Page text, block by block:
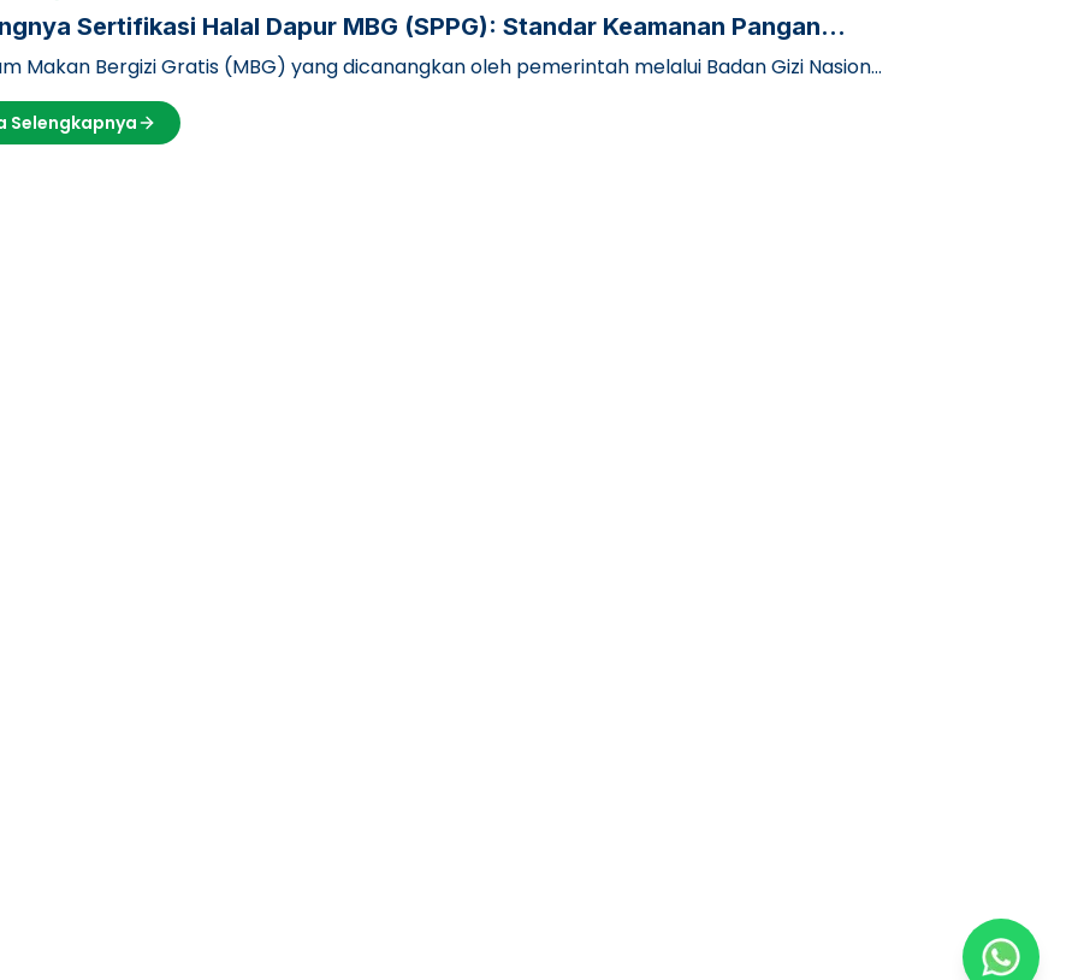
Sertifikasi Halal Dapur MBG (SPPG): Standar Keamanan Pangan
LPH UB
Makan Bergizi Gratis (MBG) yang dicanangkan oleh pemerintah melalui Badan Gizi Nasional
merupakan langkah …
Selengkapnya